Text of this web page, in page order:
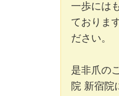
一歩には
ておりま
ださい。
是非爪の
院 新宿院